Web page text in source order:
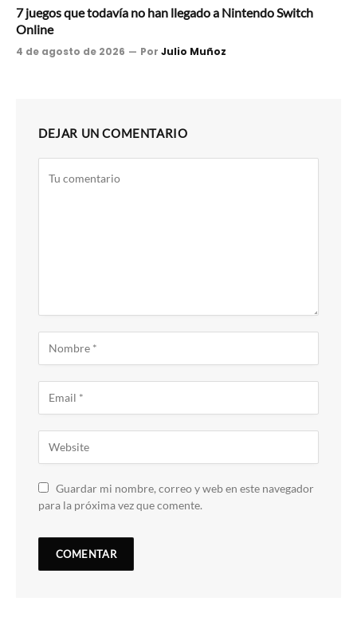
7 juegos que todavía no han llegado a Nintendo Switch
Online
4 de agosto de 2026 Por Julio Muñoz
DEJAR UN COMENTARIO
Guardar mi nombre, correo y web en este navegador
para la próxima vez que comente.